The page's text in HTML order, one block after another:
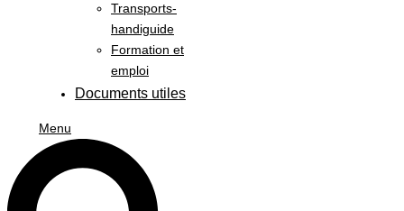
Transports-
handiguide
Formation et
emploi
Documents utiles
Menu